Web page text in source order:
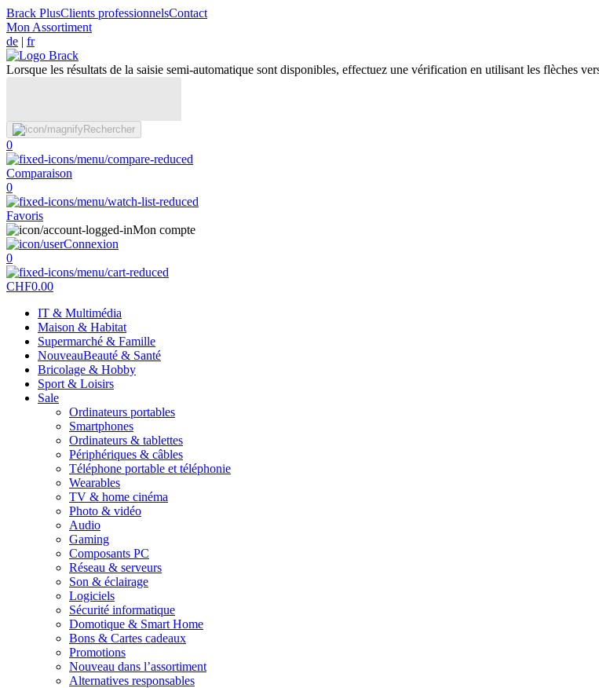
Brack PlusClients professionnelsContact
Mon Assortiment
de | fr
Lorsque les résultats de la saisie semi-automatique sont disponibles, effectuez une vérification en utilisant les flèches
Rechercher
0
Comparaison
0
Favoris
Mon compte
Connexion
0
CHF0.00
IT & Multimédia
Maison & Habitat
Supermarché & Famille
NouveauBeauté & Santé
Bricolage & Hobby
Sport & Loisirs
Sale
Ordinateurs portables
Smartphones
Ordinateurs & tablettes
Périphériques & câbles
Téléphone portable et téléphonie
Wearables
TV & home cinéma
Photo & vidéo
Audio
Gaming
Composants PC
Réseau & serveurs
Son & éclairage
Logiciels
Sécurité informatique
Domotique & Smart Home
Bons & Cartes cadeaux
Promotions
Nouveau dans l’assortiment
Alternatives responsables